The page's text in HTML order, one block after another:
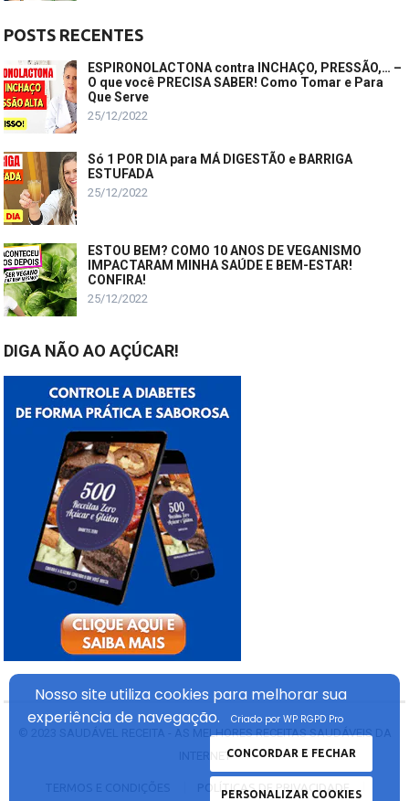
POSTS RECENTES
ESPIRONOLACTONA contra INCHAÇO, PRESSÃO,… –
O que você PRECISA SABER! Como Tomar e Para
Que Serve
25/12/2022
Só 1 POR DIA para MÁ DIGESTÃO e BARRIGA
ESTUFADA
25/12/2022
ESTOU BEM? COMO 10 ANOS DE VEGANISMO
IMPACTARAM MINHA SAÚDE E BEM-ESTAR!
CONFIRA!
25/12/2022
DIGA NÃO AO AÇÚCAR!
SAUDÁVEL RECEITA - AS MELHORES RECEITAS SAUDÁVEIS DA
INTERNET
Nosso site utiliza cookies para melhorar sua
experiênciade navegação.
CONCORDAR E FECHAR
PERSONALIZAR COOKIES
Criado por WP RGPD Pro